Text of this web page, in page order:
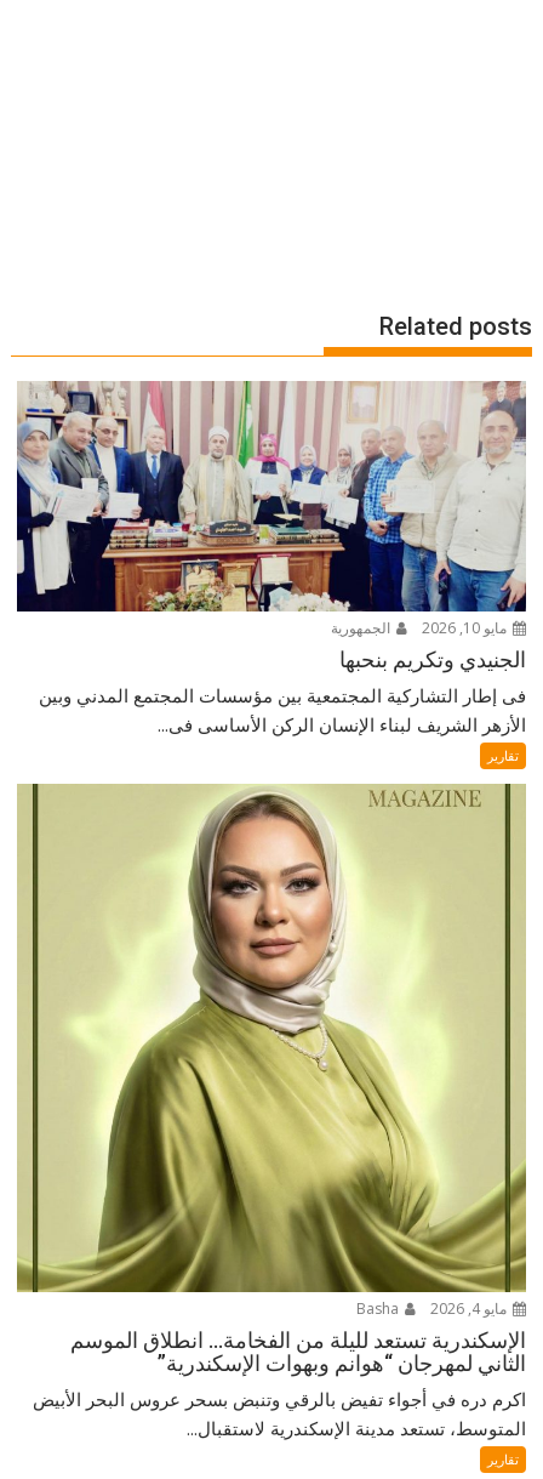
Related posts
مايو 10, 2026 الجمهورية
الجنيدي وتكريم بنحبها
فى إطار التشاركية المجتمعية بين مؤسسات المجتمع المدني وبين
الأزهر الشريف لبناء الإنسان الركن الأساسى فى...
تقارير
مايو 4, 2026
الإسكندرية تستعد لليلة من الفخامة… انطلاق الموسم
الثاني لمهرجان “هوانم وبهوات الإسكندرية”
اكرم دره في أجواء تفيض بالرقي وتنبض بسحر عروس البحر الأبيض
المتوسط، تستعد مدينة الإسكندرية لاستقبال...
تقارير